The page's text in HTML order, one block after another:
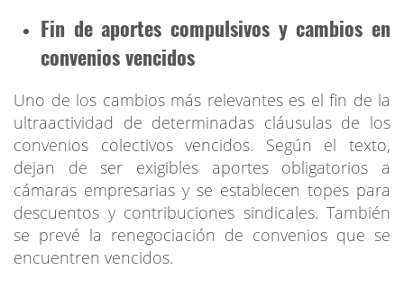
Fin de aportes compulsivos y cambios en
convenios vencidos
Uno de los cambios más relevantes es el fin de la
ultraactividad de determinadas cláusulas de los
convenios colectivos vencidos. Según el texto,
dejan de ser exigibles aportes obligatorios a
cámaras empresarias y se establecen topes para
descuentos y contribuciones sindicales. También
se prevé la renegociación de convenios que se
encuentren vencidos.